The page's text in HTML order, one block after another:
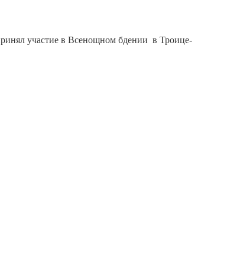
участие в Всенощном бдении в Троице-